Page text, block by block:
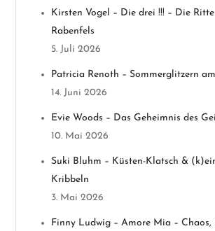
n
v
a
Kirsten Vogel – Die drei !!! – Die
Rabenfels
5. Juli 2026
Patricia Renoth – Sommerglitzern
14. Juni 2026
Evie Woods – Das Geheimnis des
10. Mai 2026
Suki Bluhm – Küsten-Klatsch &
Kribbeln
3. Mai 2026
Finny Ludwig – Amore Mia – Chaos,